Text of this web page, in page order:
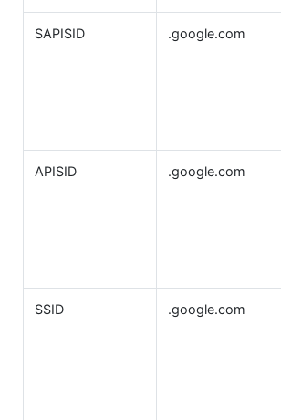
SAPISID .google.com
APISID .google.com
SSID .google.com